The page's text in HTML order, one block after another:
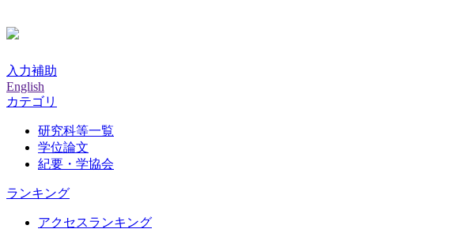
入力補助
English
カテゴリ
研究科等一覧
学位論文
紀要・学協会
ランキング
アクセスランキング